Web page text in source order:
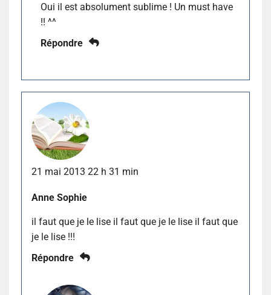
Oui il est absolument sublime ! Un must have
!! ^^
Répondre
21 mai 2013 22 h 31 min
Anne Sophie
il faut que je le lise il faut que je le lise il faut que
je le lise !!!
Répondre